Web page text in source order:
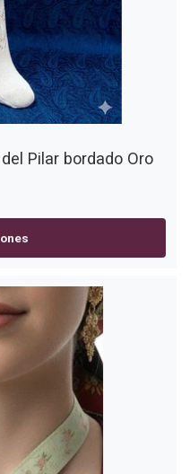
Pilar bordado Oro